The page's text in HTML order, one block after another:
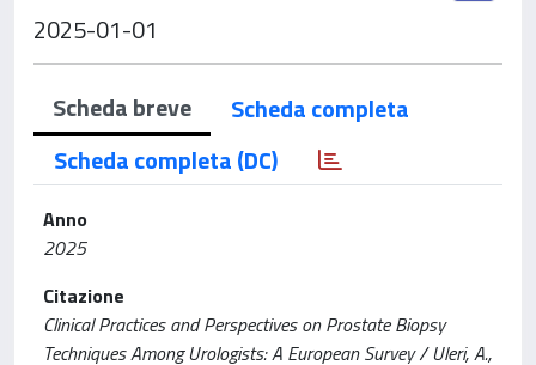
2025-01-01
Scheda breve
Scheda completa
Scheda completa (DC)
Anno
2025
Citazione
Clinical Practices and Perspectives on Prostate Biopsy
Techniques Among Urologists: A European Survey / Uleri, A.,